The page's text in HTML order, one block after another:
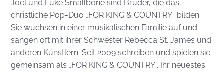
Joel und Luke Smallbone sind Brüder, die das
christliche Pop-Duo „FOR KING & COUNTRY“ bilden.
Sie wuchsen in einer musikalischen Familie auf und
sangen oft mit ihrer Schwester Rebecca St. James und
anderen Künstlern. Seit 2009 schreiben und spielen sie
gemeinsam als „FOR KING & COUNTRY“. Ihr neuestes